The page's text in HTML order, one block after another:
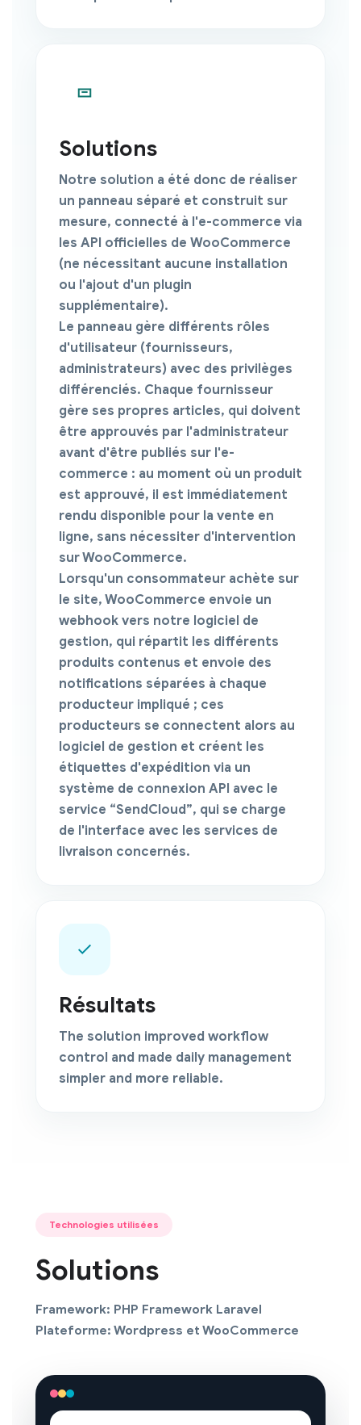
Solutions
Notre solution a été donc de réaliser
un panneau séparé et construit sur
mesure, connecté à l'e-commerce via
les API officielles de WooCommerce
(ne nécessitant aucune installation
ou l'ajout d'un plugin
supplémentaire).
Le panneau gère différents rôles
d'utilisateur (fournisseurs,
administrateurs) avec des privilèges
différenciés. Chaque fournisseur
gère ses propres articles, qui doivent
être approuvés par l'administrateur
avant d'être publiés sur l'e-
commerce : au moment où un produit
est approuvé, il est immédiatement
rendu disponible pour la vente en
ligne, sans nécessiter d'intervention
sur WooCommerce.
Lorsqu'un consommateur achète sur
le site, WooCommerce envoie un
webhook vers notre logiciel de
gestion, qui répartit les différents
produits contenus et envoie des
notifications séparées à chaque
producteur impliqué ; ces
producteurs se connectent alors au
logiciel de gestion et créent les
étiquettes d'expédition via un
système de connexion API avec le
service “SendCloud”, qui se charge
de l'interface avec les services de
livraison concernés.
Résultats
The solution improved workflow
control and made daily management
simpler and more reliable.
Technologies utilisées
Solutions
Framework: PHP Framework Laravel
Plateforme: Wordpress et WooCommerce